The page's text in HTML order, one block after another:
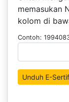
memasukan
kolom di
Contoh:
Unduh E-